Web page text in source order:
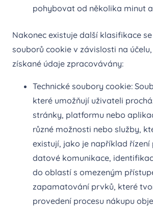
pohybovat od několika minut
Nakonec existuje další klasifikace
souborů cookie v závislosti na
získané údaje zpracovávány:
Technické soubory cookie:
které umožňují uživateli
stránky, platformu nebo
různé možnosti nebo služby,
existují, jako je například řízení
datové komunikace,
do oblastí s omezeným
zapamatování prvků, které
provedení procesu nákupu